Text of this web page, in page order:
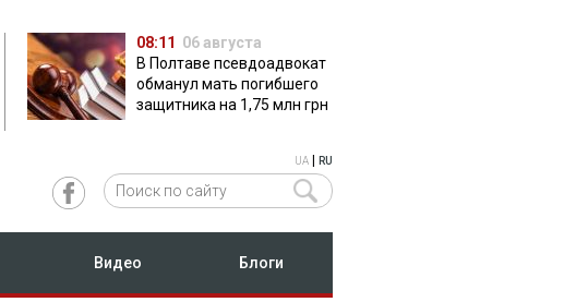
08:11 06 августа
В Полтаве псевдоадвокат
обманул мать погибшего
защитника на 1,75 млн грн
UA RU
Видео Блоги